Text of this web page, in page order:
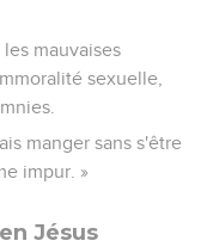
mauvaises
sexuelle,
manger sans s'être
impur. »
Jésus